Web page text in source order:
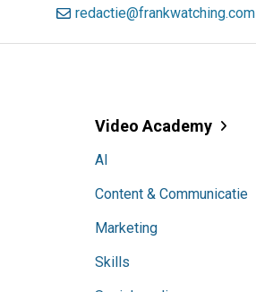
redactie@frankwatching.com
Video Academy
AI
Content & Communicatie
Marketing
Skills